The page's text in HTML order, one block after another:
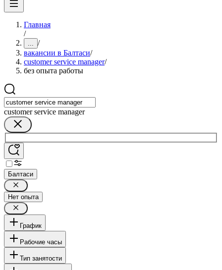
Главная
/
... /
вакансии в Балтаси/
customer service manager/
без опыта работы
customer service manager
Балтаси
Нет опыта
График
Рабочие часы
Тип занятости